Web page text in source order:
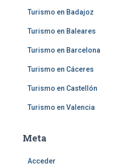
Turismo en Badajoz
Turismo en Baleares
Turismo en Barcelona
Turismo en Cáceres
Turismo en Castellón
Turismo en Valencia
Meta
Acceder